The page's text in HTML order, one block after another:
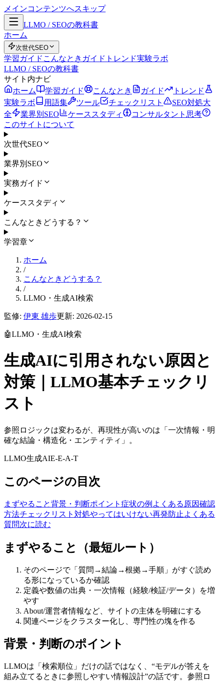
メインコンテンツへスキップ
LLMO / SEOの教科書
ホーム
次世代SEO
学習ガイド こんなとき ガイド トレンド実験ラボ
LLMO / SEOの教科書
サイト内ナビ
ホーム
学習ガイド こんなとき ガイド
トレンド
実験ラボ
用語集 ツール チェックリスト
SEO対処大
全
業界別SEO ケーススタディ
コンサルタント思考
このサイトについて
次世代SEO
業界別SEO
実務ガイド
ケーススタディ
こんなときどうする？
学習章
ホーム
/
こんなときどうする？
/
LLMO・生成AI検索
監修: 伊東 雄歩更新: 2026-02-15
🤖LLMO・生成AI検索
生成AIに引用されない原因と
対策｜LLMO基本チェックリ
スト
参照ロジックは変わるが、再現性が高いのは「一次情報・明
確な結論・構造化・エンティティ」。
LLMO生成AIE-E-A-T
このページの目次
まずやること背景・判断ポイント 症状の例 よくある原因確認
方法チェックリスト 対処やってはいけない再発防止 よくある
質問次に読む
まずやること（最短ルート）
そのページで「質問→結論→根拠→手順」がすぐ読め
る形になっているか確認
定義や数値の出典・一次情報（経験/検証/データ）を増
やす
About/運営者情報など、サイトの主体を明確にする
関連ページをクラスター化し、専門性の塊を作る
背景・判断のポイント
LLMOは「検索順位」だけの話ではなく、“モデルが答えを
組み立てるときに参照しやすい情報設計”の話です。参照ロ